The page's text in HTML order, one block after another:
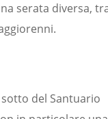
serata diversa,
del Santuario